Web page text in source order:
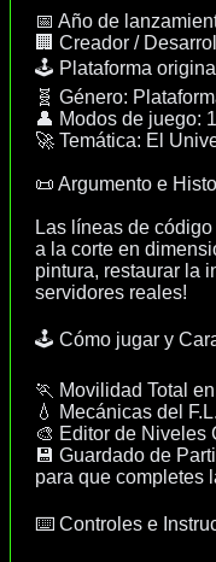
📅 Año de
🏢 Creador /
🕹️ Plataforma
🧬 Género:
👤 Modos de juego:
🚀 Temática: El
📜 Argumento e
Las líneas de
a la corte en
pintura, restaurar la
servidores reales!
🕹️ Cómo jugar y
🏃 Movilidad Total
💧 Mecánicas del
🎨 Editor de Niveles
💾 Guardado de
para que completes
⌨️ Controles e